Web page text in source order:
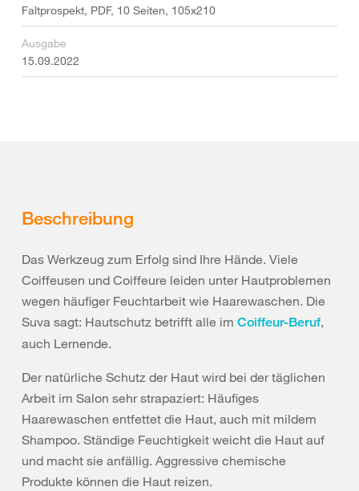
Faltprospekt, PDF, 10 Seiten, 105x210
Ausgabe
15.09.2022
Beschreibung
Das Werkzeug zum Erfolg sind Ihre Hände. Viele
Coiffeusen und Coiffeure leiden unter Hautproblemen
wegen häufiger Feuchtarbeit wie Haarewaschen. Die
Suva sagt: Hautschutz betrifft alle im Coiffeur-Beruf,
auch Lernende.
Der natürliche Schutz der Haut wird bei der täglichen
Arbeit im Salon sehr strapaziert: Häufiges
Haarewaschen entfettet die Haut, auch mit mildem
Shampoo. Ständige Feuchtigkeit weicht die Haut auf
und macht sie anfällig. Aggressive chemische
Produkte können die Haut reizen.